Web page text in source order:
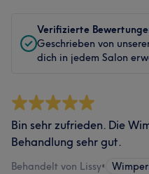
Verifizierte
Geschrieben von
dich in jedem Salon
Bin sehr zufrieden. Die
Behandlung sehr gut.
Behandelt von Lissy•